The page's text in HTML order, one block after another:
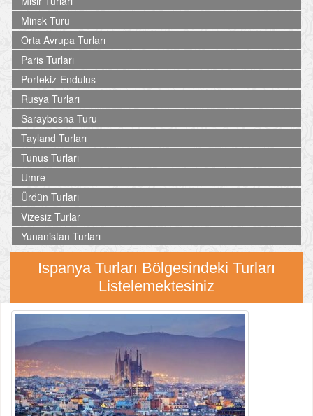
Minsk Turu
Orta Avrupa Turları
Paris Turları
Portekiz-Endulus
Rusya Turları
Saraybosna Turu
Tayland Turları
Tunus Turları
Umre
Ürdün Turları
Vizesiz Turlar
Yunanistan Turları
Ispanya Turları Bölgesindeki Turları
Listelemektesiniz